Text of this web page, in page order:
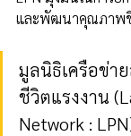
และพัฒนาคุณภาพชี
มูลนิธิเครือข่า
ชีวิตแรงงาน
Network :